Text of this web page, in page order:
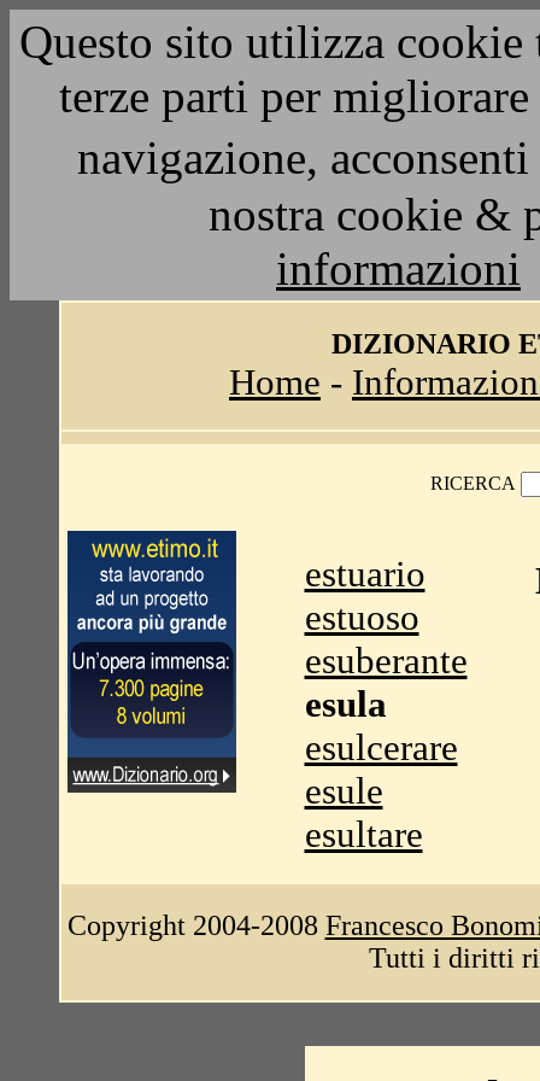
Questo sito utilizza
terze parti per
navigazione,
nostra cookie &
informazioni
DIZIONARIO
Home -
RICERCA
estuario
estuoso
esuberante
esula
esulcerare
esule
esultare
Copyright 2004-2008 Francesco
Tutti i diritti